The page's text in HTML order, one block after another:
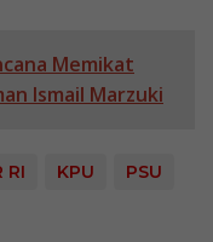
s
A
p
b
o
k
Memikat
Ismail Marzuki
RI KPU
PSU